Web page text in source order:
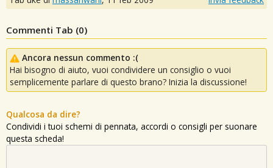
Commenti Tab (0)
Ancora nessun commento :(
Hai bisogno di aiuto, vuoi condividere un consiglio o vuoi
semplicemente parlare di questo brano? Inizia la discussione!
Qualcosa da dire?
Condividi i tuoi schemi di pennata, accordi o consigli per suonare
questa scheda!